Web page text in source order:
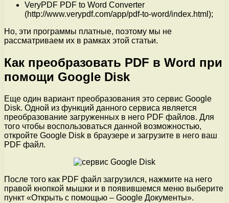
VeryPDF PDF to Word Converter
(http://www.verypdf.com/app/pdf-to-word/index.html);
Но, эти программы платные, поэтому мы не
рассматриваем их в рамках этой статьи.
Как преобразовать PDF в Word при
помощи Google Disk
Еще один вариант преобразования это сервис Google
Disk. Одной из функций данного сервиса является
преобразование загруженных в него PDF файлов. Для
того чтобы воспользоваться данной возможностью,
откройте Google Disk в браузере и загрузите в него ваш
PDF файл.
После того как PDF файл загрузился, нажмите на него
правой кнопкой мышки и в появившемся меню выберите
пункт «Открыть с помощью – Google Документы».